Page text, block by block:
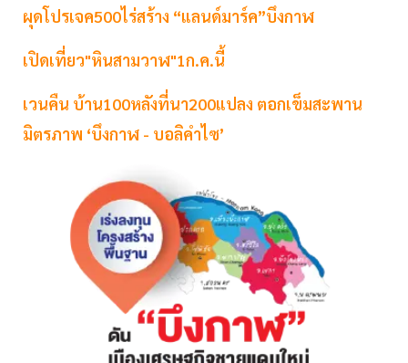
ผุดโปรเจค500ไร่สร้าง “แลนด์มาร์ค”บึงกาฬ
เปิดเที่ยว"หินสามวาฬ"1ก.ค.นี้
เวนคืน บ้าน100หลังที่นา200แปลง ตอกเข็มสะพาน
มิตรภาพ ‘บึงกาฬ - บอลิคำไซ’